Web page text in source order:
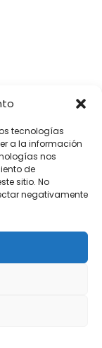
tecnologías
a la información
nos
de
sitio. No
negativamente